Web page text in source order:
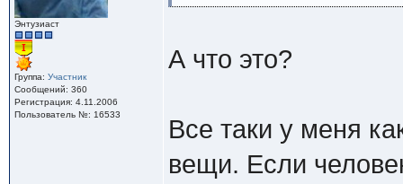
Энтузиаст
Группа: Участник
Сообщений: 360
Регистрация: 4.11.2006
Пользователь №: 16533
А что это?
Все таки у меня
вещи. Если